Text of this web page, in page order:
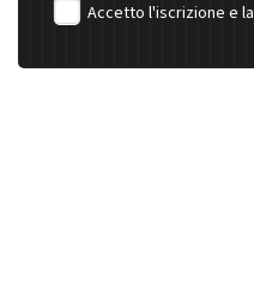
Accetto l'iscrizione e la